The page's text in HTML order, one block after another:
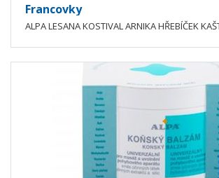
Francovky
ALPA LESANA KOSTIVAL ARNIKA HŘEBÍČEK